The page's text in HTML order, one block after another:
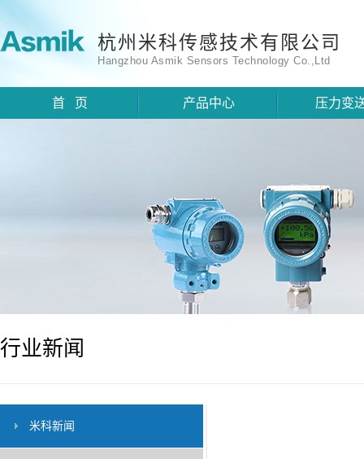
杭州米科传感技术有限公司
Hangzhou Asmik Sensors Technology Co.,Ltd
首 页 产品中心 压力变
行业新闻
米科新闻